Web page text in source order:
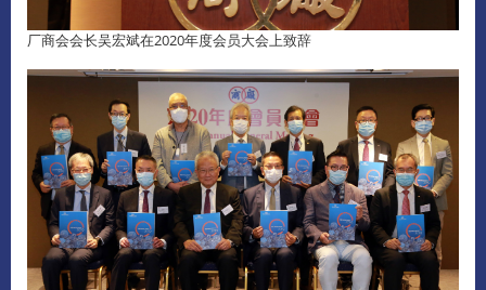
厂商会会长吴宏斌在2020年度会员大会上致辞